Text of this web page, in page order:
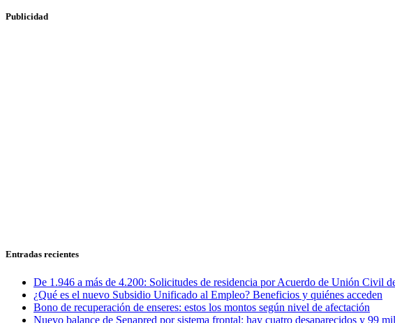
Publicidad
Entradas recientes
De 1.946 a más de 4.200: Solicitudes de residencia por Acuerdo de Unión Civil
¿Qué es el nuevo Subsidio Unificado al Empleo? Beneficios y quiénes acceden
Bono de recuperación de enseres: estos los montos según nivel de afectación
Nuevo balance de Senapred por sistema frontal: hay cuatro desaparecidos y 99